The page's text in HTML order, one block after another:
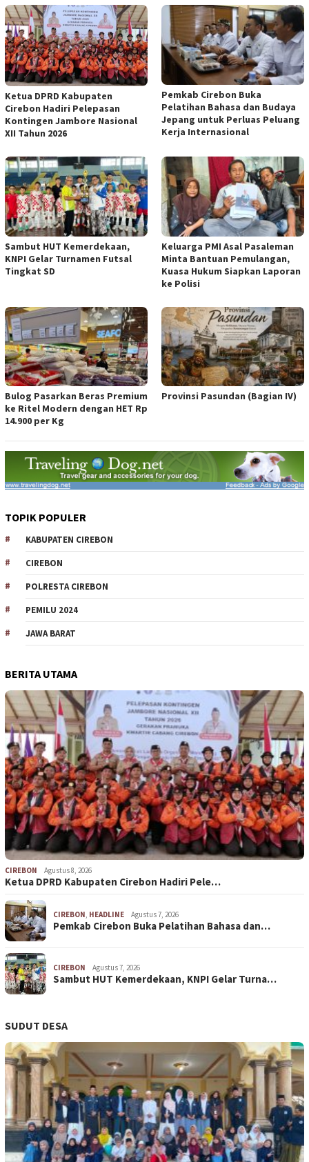
Ketua DPRD Kabupaten
Cirebon Hadiri Pelepasan
Kontingen Jambore Nasional
XII Tahun 2026
Pemkab Cirebon Buka
Pelatihan Bahasa dan Budaya
Jepang untuk Perluas Peluang
Kerja Internasional
Sambut HUT Kemerdekaan,
KNPI Gelar Turnamen Futsal
Tingkat SD
Keluarga PMI Asal Pasaleman
Minta Bantuan Pemulangan,
Kuasa Hukum Siapkan Laporan
ke Polisi
Bulog Pasarkan Beras Premium
ke Ritel Modern dengan HET Rp
14.900 per Kg
Provinsi Pasundan (Bagian IV)
TOPIK POPULER
KABUPATEN CIREBON
CIREBON
POLRESTA CIREBON
PEMILU 2024
JAWA BARAT
BERITA UTAMA
CIREBON Agustus 8, 2026
Ketua DPRD Kabupaten Cirebon Hadiri Pele…
CIREBON, HEADLINE Agustus 7, 2026
Pemkab Cirebon Buka Pelatihan Bahasa dan…
CIREBON Agustus 7, 2026
Sambut HUT Kemerdekaan, KNPI Gelar Turna…
SUDUT DESA